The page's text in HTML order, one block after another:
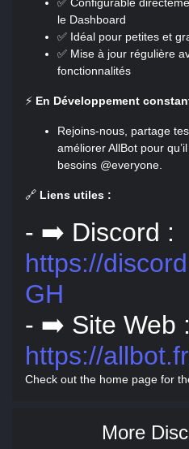
le Dashboard
✅ Idéal pour petites et
✅ Mise à jour régulière
fonctionnalités
⚡ En Développement
Rejoins-nous, partage
améliorer AllBot pour
besoins @everyone.
🔗 Liens utiles :
- ➡️ Discord :
https://
GH
- ➡️ Site Web :
https://
Check out the home page for
More